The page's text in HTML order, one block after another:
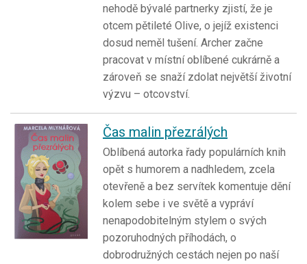
nehodě bývalé partnerky zjistí, že je
otcem pětileté Olive, o jejíž existenci
dosud neměl tušení. Archer začne
pracovat v místní oblíbené cukrárně a
zároveň se snaží zdolat největší životní
výzvu – otcovství.
Čas malin přezrálých
Oblíbená autorka řady populárních knih
opět s humorem a nadhledem, zcela
otevřeně a bez servítek komentuje dění
kolem sebe i ve světě a vypráví
nenapodobitelným stylem o svých
pozoruhodných příhodách, o
dobrodružných cestách nejen po naší